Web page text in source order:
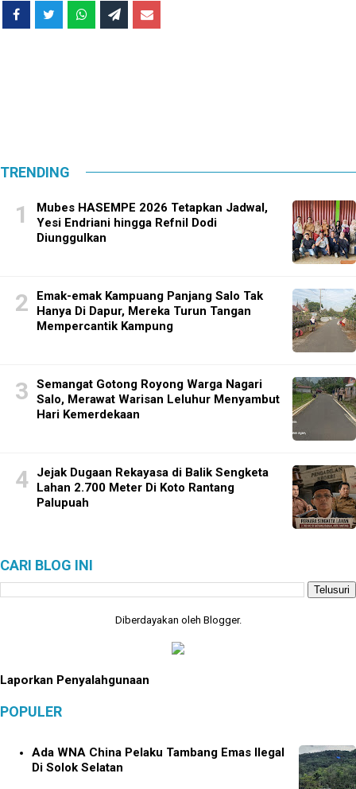
TRENDING
Mubes HASEMPE 2026 Tetapkan Jadwal,
Yesi Endriani hingga Refnil Dodi
Diunggulkan
Emak-emak Kampuang Panjang Salo Tak
Hanya Di Dapur, Mereka Turun Tangan
Mempercantik Kampung
Semangat Gotong Royong Warga Nagari
Salo, Merawat Warisan Leluhur Menyambut
Hari Kemerdekaan
Jejak Dugaan Rekayasa di Balik Sengketa
Lahan 2.700 Meter Di Koto Rantang
Palupuah
CARI BLOG INI
Diberdayakan oleh Blogger.
Laporkan Penyalahgunaan
POPULER
Ada WNA China Pelaku Tambang Emas Ilegal
Di Solok Selatan